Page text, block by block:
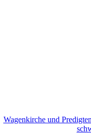
Wagenkirche und